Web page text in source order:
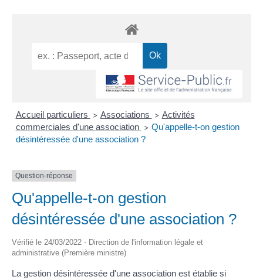
Accueil particuliers > Associations > Activités
commerciales d'une association > Qu'appelle-t-on gestion
désintéressée d'une association ?
Question-réponse
Qu'appelle-t-on gestion
désintéressée d'une association ?
Vérifié le 24/03/2022 - Direction de l'information légale et
administrative (Première ministre)
La gestion désintéressée d'une association est établie si